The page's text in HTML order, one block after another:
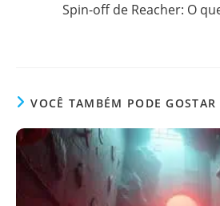
Spin-off de Reacher: O
VOCÊ TAMBÉM PODE GOSTAR